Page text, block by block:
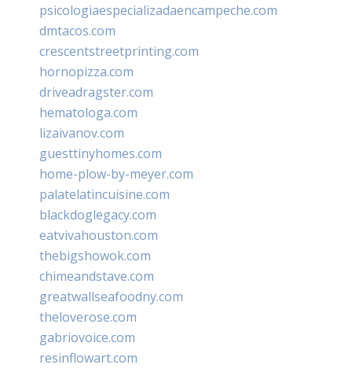
psicologiaespecializadaencampeche.com
dmtacos.com
crescentstreetprinting.com
hornopizza.com
driveadragster.com
hematologa.com
lizaivanov.com
guesttinyhomes.com
home-plow-by-meyer.com
palatelatincuisine.com
blackdoglegacy.com
eatvivahouston.com
thebigshowok.com
chimeandstave.com
greatwallseafoodny.com
theloverose.com
gabriovoice.com
resinflowart.com